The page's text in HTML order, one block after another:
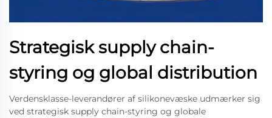
Strategisk supply chain-
styring og global distribution
Verdensklasse-leverandører af silikonevæske udmærker sig
ved strategisk supply chain-styring og globale